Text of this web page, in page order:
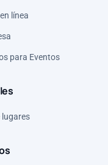
línea
para Eventos
lugares